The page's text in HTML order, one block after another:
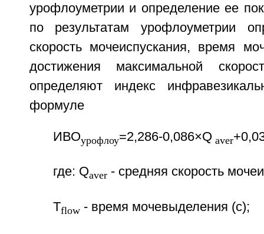
урофлоуметрии и определение ее
по результатам урофлоуметрии
скорость мочеиспускания, время
достижения максимальной
определяют индекс
формуле
ИВОурофлоу=2,286-0,086×Q aver
где: Qaver- средняя скорость
Tflow- время мочевыделения (с);